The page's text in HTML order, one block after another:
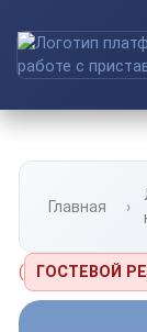
Главная
( ГОСТЕВОЙ